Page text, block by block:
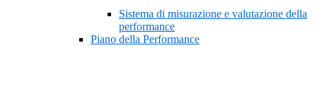
Sistema di misurazione e valutazione della
performance
Piano della Performance